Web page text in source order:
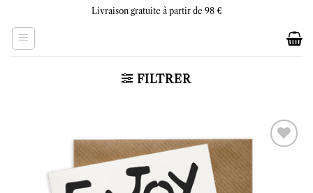
content
Livraison gratuite à partir de 98 €
FILTRER